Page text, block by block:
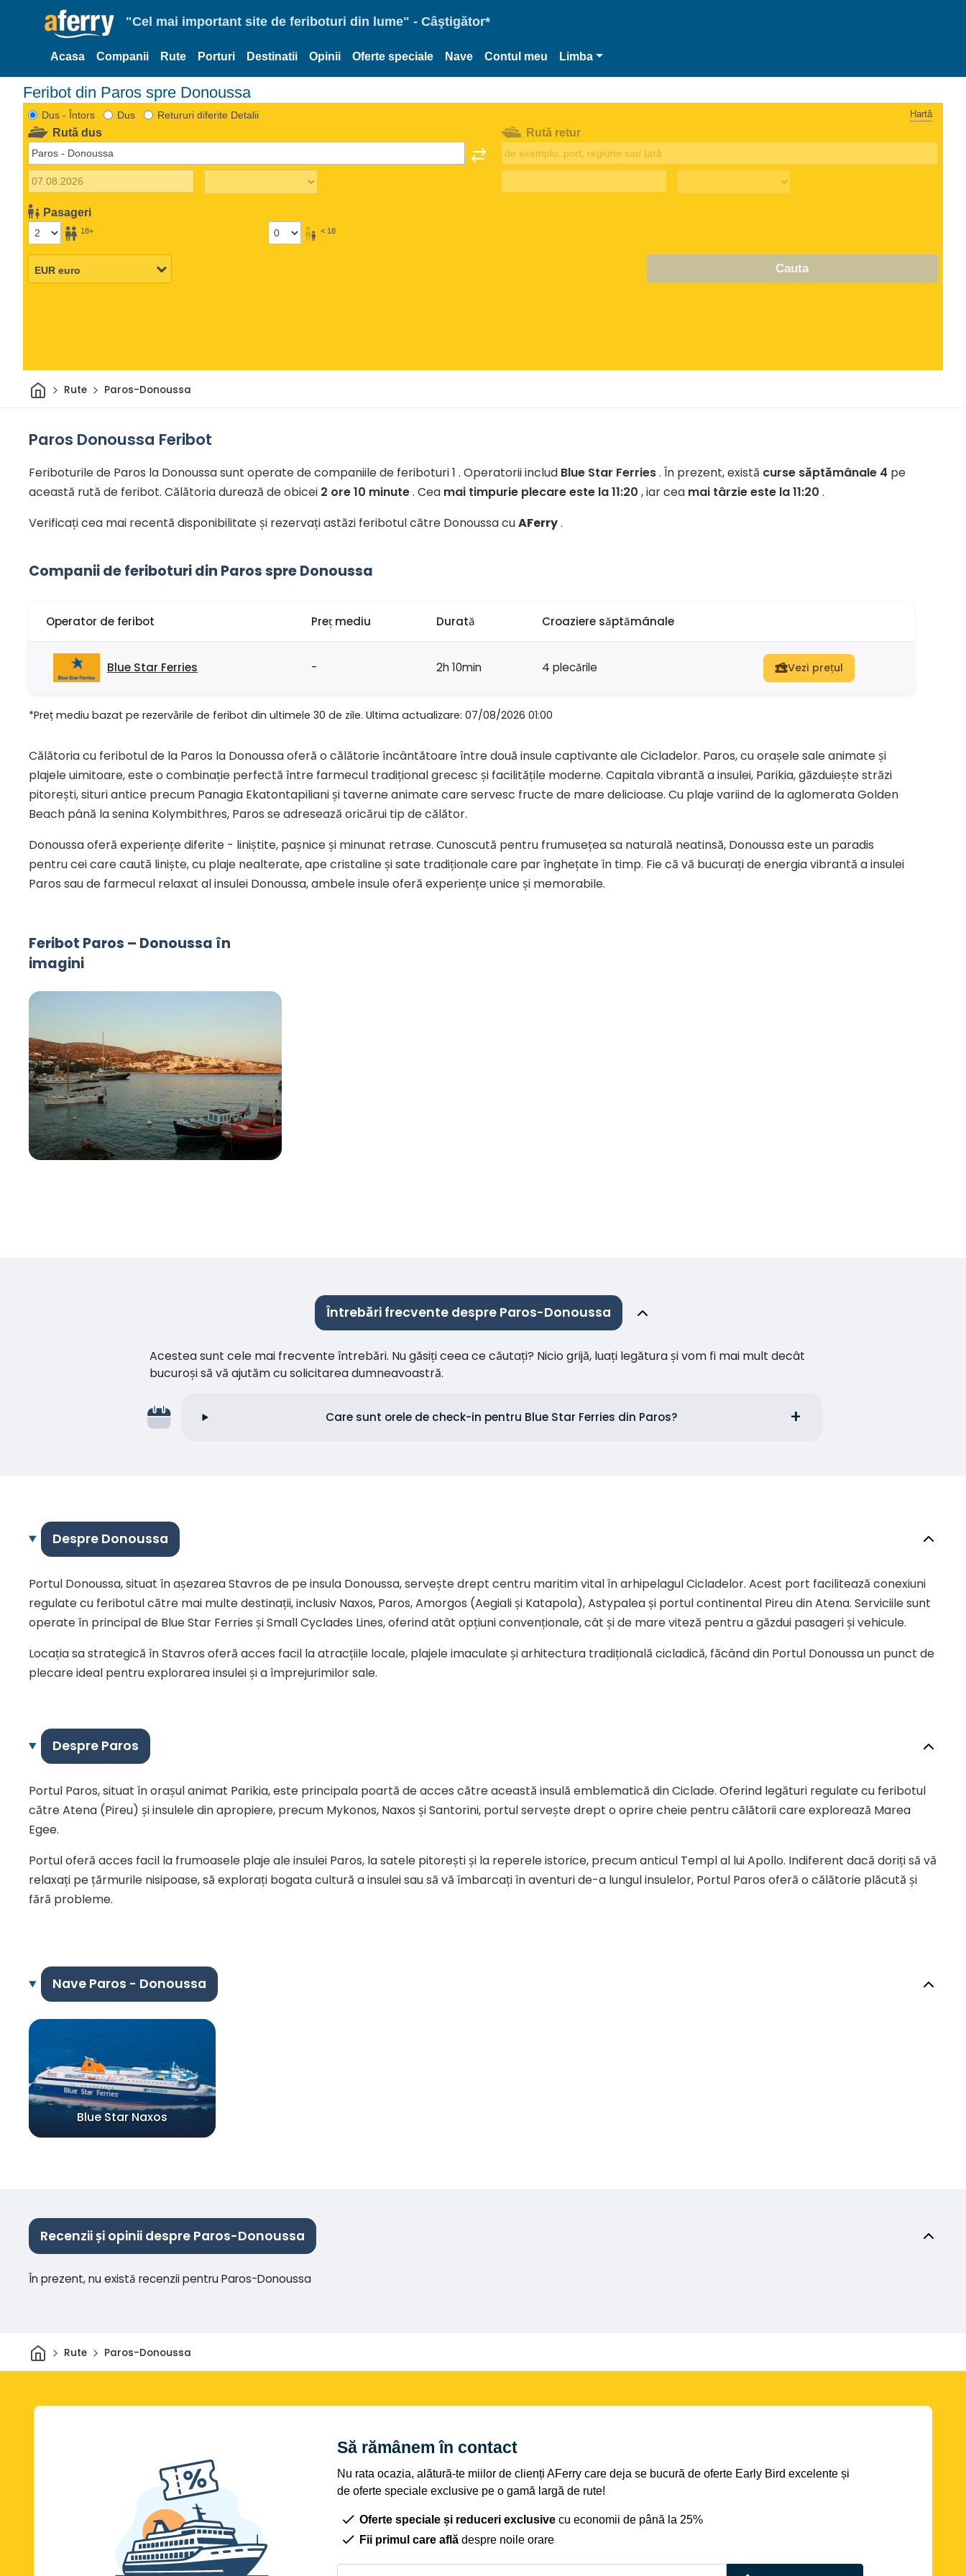
"Cel mai important site de feriboturi din lume" - Câştigător*
Acasa Companii Rute Porturi Destinatii Opinii Oferte speciale Nave Contul meu Limba
Feribot din Paros spre Donoussa
Dus - Întors Dus Retururi diferite Detalii Hartă
Rută dus
Pasageri
18+ < 18
Rută retur
Cauta
AcasăRute Paros-Donoussa
Paros Donoussa Feribot
Feriboturile de Paros la Donoussa sunt operate de companiile de feriboturi 1 . Operatorii includ Blue Star Ferries. În prezent, există curse săptămânale 4 pe
această rută de feribot. Călătoria durează de obicei 2 ore 10 minute. Cea mai timpurie plecare este la 11:20 , iar cea mai târzie este la 11:20 .
Verificați cea mai recentă disponibilitate și rezervați astăzi feribotul către Donoussa cuAFerry.
Companii de feriboturi din Paros spre Donoussa
Operator de feribot Preț mediu Durată Croaziere săptămânale
Blue Star Ferries - 2h 10min 4 plecările Vezi prețul
*Preț mediu bazat pe rezervările de feribot din ultimele 30 de zile. Ultima actualizare: 07/08/2026 01:00
Călătoria cu feribotul de la Paros la Donoussa oferă o călătorie încântătoare între două insule captivante ale Cicladelor. Paros, cu orașele sale animate și
plajele uimitoare, este o combinație perfectă între farmecul tradițional grecesc și facilitățile moderne. Capitala vibrantă a insulei, Parikia, găzduiește străzi
pitorești, situri antice precum Panagia Ekatontapiliani și taverne animate care servesc fructe de mare delicioase. Cu plaje variind de la aglomerata Golden
Beach până la senina Kolymbithres, Paros se adresează oricărui tip de călător.
Donoussa oferă experiențe diferite - liniștite, pașnice și minunat retrase. Cunoscută pentru frumusețea sa naturală neatinsă, Donoussa este un paradis
pentru cei care caută liniște, cu plaje nealterate, ape cristaline și sate tradiționale care par înghețate în timp. Fie că vă bucurați de energia vibrantă a insulei
Paros sau de farmecul relaxat al insulei Donoussa, ambele insule oferă experiențe unice și memorabile.
Feribot Paros – Donoussa în
imagini
Întrebări frecvente despre Paros-Donoussa
Acestea sunt cele mai frecvente întrebări. Nu găsiți ceea ce căutați? Nicio grijă, luați legătura și vom fi mai mult decât
bucuroși să vă ajutăm cu solicitarea dumneavoastră.
Care sunt orele de check-in pentru Blue Star Ferries din Paros?
Despre Donoussa
Portul Donoussa, situat în așezarea Stavros de pe insula Donoussa, servește drept centru maritim vital în arhipelagul Cicladelor. Acest port facilitează conexiuni
regulate cu feribotul către mai multe destinații, inclusiv Naxos, Paros, Amorgos (Aegiali și Katapola), Astypalea și portul continental Pireu din Atena. Serviciile sunt
operate în principal de Blue Star Ferries și Small Cyclades Lines, oferind atât opțiuni convenționale, cât și de mare viteză pentru a găzdui pasageri și vehicule.
Locația sa strategică în Stavros oferă acces facil la atracțiile locale, plajele imaculate și arhitectura tradițională cicladică, făcând din Portul Donoussa un punct de
plecare ideal pentru explorarea insulei și a împrejurimilor sale.
Despre Paros
Portul Paros, situat în orașul animat Parikia, este principala poartă de acces către această insulă emblematică din Ciclade. Oferind legături regulate cu feribotul
către Atena (Pireu) și insulele din apropiere, precum Mykonos, Naxos și Santorini, portul servește drept o oprire cheie pentru călătorii care explorează Marea
Egee.
Portul oferă acces facil la frumoasele plaje ale insulei Paros, la satele pitorești și la reperele istorice, precum anticul Templ al lui Apollo. Indiferent dacă doriți să vă
relaxați pe țărmurile nisipoase, să explorați bogata cultură a insulei sau să vă îmbarcați în aventuri de-a lungul insulelor, Portul Paros oferă o călătorie plăcută și
fără probleme.
Nave Paros - Donoussa
Blue Star Naxos
Recenzii și opinii despre Paros-Donoussa
În prezent, nu există recenzii pentru Paros-Donoussa
AcasăRute Paros-Donoussa
Să rămânem în contact
Nu rata ocazia, alătură-te miilor de clienți AFerry care deja se bucură de oferte Early Bird excelente și
de oferte speciale exclusive pe o gamă largă de rute!
Oferte speciale și reduceri exclusive cu economii de până la 25%
Fii primul care află despre noile orare